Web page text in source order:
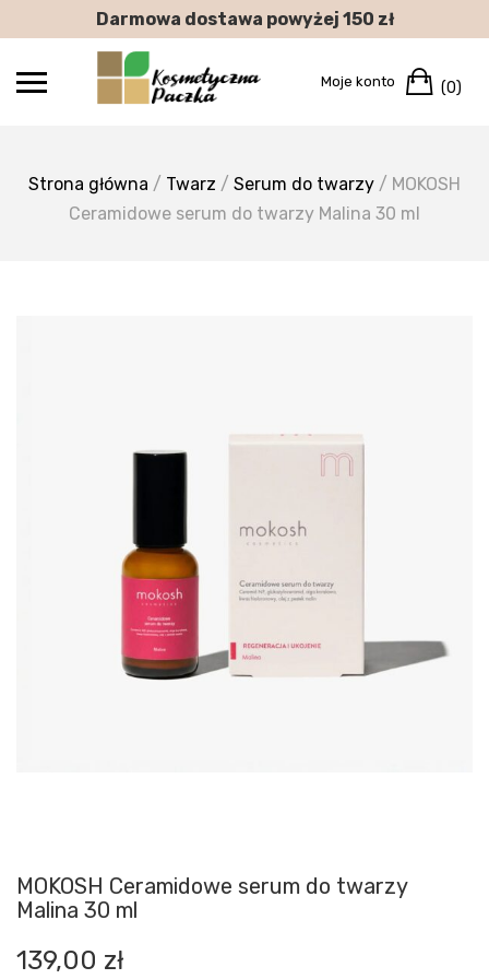
to
Darmowa dostawa powyżej 150 zł
Moje konto (0)
Strona główna / Twarz / Serum do twarzy / MOKOSH
Ceramidowe serum do twarzy Malina 30 ml
MOKOSH Ceramidowe serum do twarzy
Malina 30 ml
139,00 zł